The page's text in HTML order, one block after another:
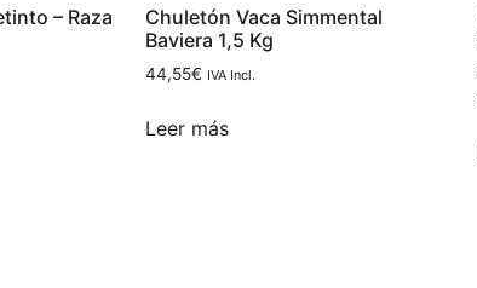
– Raza
Chuletón Vaca Simmental
Baviera 1,5 Kg
44,55€ IVA Incl.
Leer más